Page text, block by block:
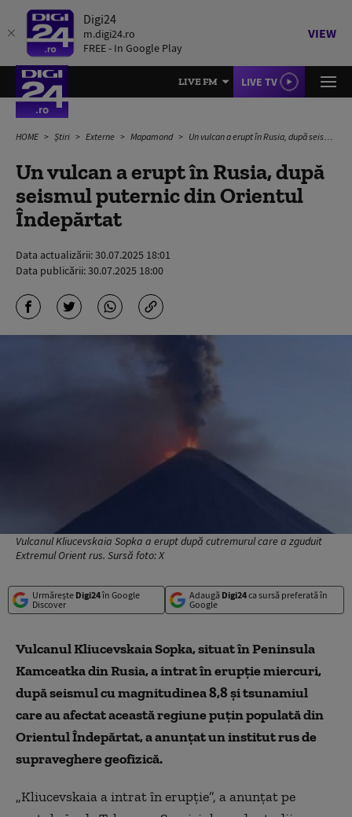
Digi24
m.digi24.ro
FREE - In Google Play
VIEW
LIVE FM LIVE TV
HOME Știri Externe Mapamond Un vulcan a erupt în Rusia, după seismul puternic din Orientul Îndepărtat
Un vulcan a erupt în Rusia, după
seismul puternic din Orientul
Îndepărtat
Data actualizării:30.07.2025 18:01
Data publicării:30.07.2025 18:00
Vulcanul Kliucevskaia Sopka a erupt după cutremurul care a zguduit
Extremul Orient rus. Sursă foto: X
Urmărește Digi24în Google
Discover
Adaugă Digi24ca sursă preferată în
Google
Vulcanul Kliucevskaia Sopka, situat în Peninsula
Kamceatka din Rusia, a intrat în erupţie miercuri,
după seismul cu magnitudinea 8,8 şi tsunamiul
care au afectat această regiune puţin populată din
Orientul Îndepărtat, a anunţat un institut rus de
supraveghere geofizică.
„Kliucevskaia a intrat în erupţie”, a anunţat pe